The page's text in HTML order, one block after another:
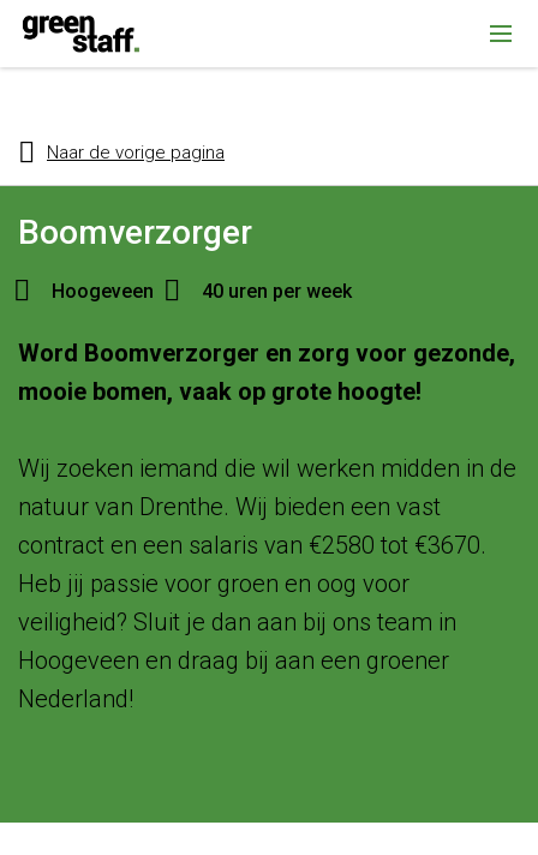
{ "@context": "https://schema.org", "@type": "Organization", "name":
""Greenstaff, "url": "https://www.greenstaff.nl", "logo": "" }
Naar de vorige pagina
Boomverzorger
Hoogeveen 40 uren per week
Word Boomverzorger en zorg voor gezonde,
mooie bomen, vaak op grote hoogte!
Wij zoeken iemand die wil werken midden in de
natuur van Drenthe. Wij bieden een vast
contract en een salaris van €2580 tot €3670.
Heb jij passie voor groen en oog voor
veiligheid? Sluit je dan aan bij ons team in
Hoogeveen en draag bij aan een groener
Nederland!